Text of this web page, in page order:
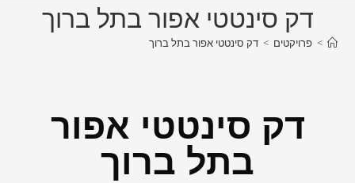
דק סינטטי אפור בתל ברוך
> פרויקטים > דק סינטטי אפור בתל ברוך
דק סינטטי אפור
בתל ברוך